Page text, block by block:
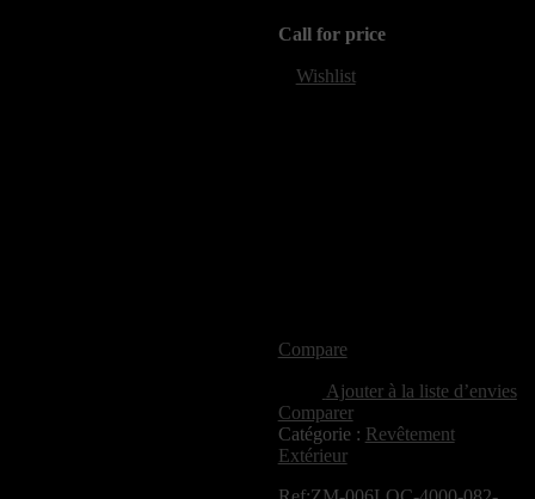
Call for price
Wishlist
Compare
Ajouter à la liste d’envies
Comparer
Catégorie : Revêtement
Extérieur